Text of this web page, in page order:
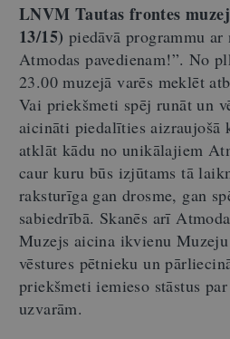
LNVM Tautas frontes
13/15) piedāvā programmu ar
Atmodas pavedienam!”. No
23.00 muzejā varēs meklēt
Vai priekšmeti spēj runāt un
aicināti piedalīties aizraujošā
atklāt kādu no unikālajiem
caur kuru būs izjūtams tā
raksturīga gan drosme, gan
sabiedrībā. Skanēs arī
Muzejs aicina ikvienu
vēstures pētnieku un
priekšmeti iemieso stāstus
uzvarām.